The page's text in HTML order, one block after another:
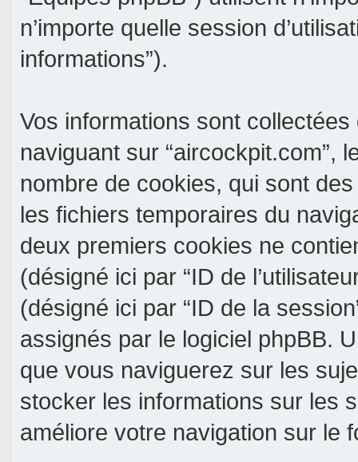
n’importe quelle session
informations”).
Vos informations sont
naviguant sur “aircockpit.com”,
nombre de cookies, qui sont
les fichiers temporaires du
deux premiers cookies ne
(désigné ici par “ID de
(désigné ici par “ID de la
assignés par le logiciel phpBB.
que vous naviguerez sur les
stocker les informations sur les
améliore votre navigation sur le